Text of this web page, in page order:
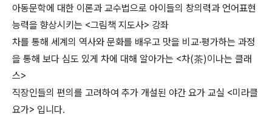
아동문학에 대한 이론과 교수법으로 아이들의 창의력과 언어표현
능력을 향상시키는 <그림책 지도사> 강좌
차를 통해 세계의 역사와 문화를 배우고 맛을 비교·평가하는 과정
을 통해 보다 심도 있게 차에 대해 알아가는 <차(茶)이나는 클래
스>
직장인들의 편의를 고려하여 추가 개설된 야간 요가 교실 <미라클
요가> 입니다.